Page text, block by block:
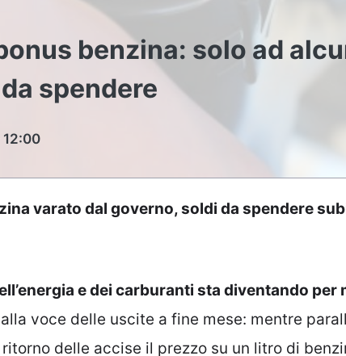
benzina: solo ad
spendere
varato dal governo, soldi da spendere
e dei carburanti sta diventando per
alla voce delle uscite a fine mese: mentre
delle accise il prezzo su un litro di